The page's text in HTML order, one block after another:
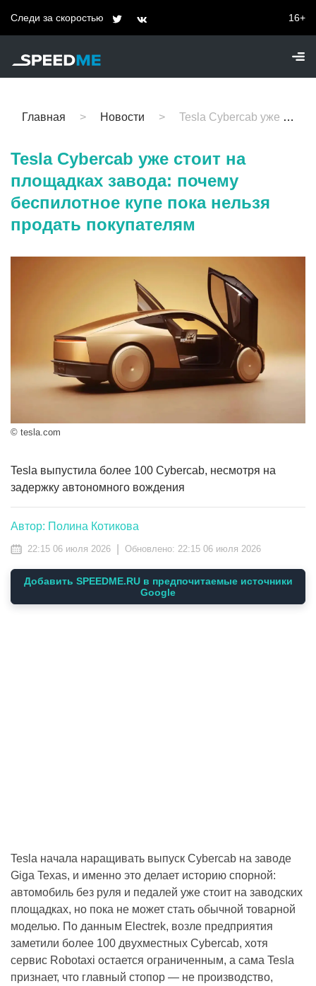
Следи за скоростью 16+
Главная Новости Tesla Cybercab уже стоит на площадках завода: почему беспилотное купе пока нельзя продать покупателям
Tesla Cybercab уже стоит на
площадках завода: почему
беспилотное купе пока нельзя
продать покупателям
© tesla.com
Tesla выпустила более 100 Cybercab, несмотря на
задержку автономного вождения
Автор: Полина Котикова
22:15 06 июля 2026 Обновлено: 22:15 06 июля 2026
Добавить SPEEDME.RU в предпочитаемые источники
Google
Tesla начала наращивать выпуск Cybercab на заводе
Giga Texas, и именно это делает историю спорной:
автомобиль без руля и педалей уже стоит на заводских
площадках, но пока не может стать обычной товарной
моделью. По данным Electrek, возле предприятия
заметили более 100 двухместных Cybercab, хотя
сервис Robotaxi остается ограниченным, а сама Tesla
признает, что главный стопор — не производство,